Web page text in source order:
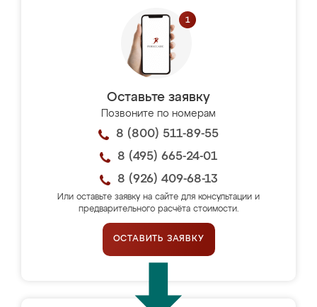
Оставьте заявку
Позвоните по номерам
8 (800) 511-89-55
8 (495) 665-24-01
8 (926) 409-68-13
Или оставьте заявку на сайте для консультации и
предварительного расчёта стоимости.
ОСТАВИТЬ ЗАЯВКУ